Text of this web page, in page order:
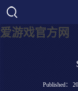
爱游戏官方网
Published：